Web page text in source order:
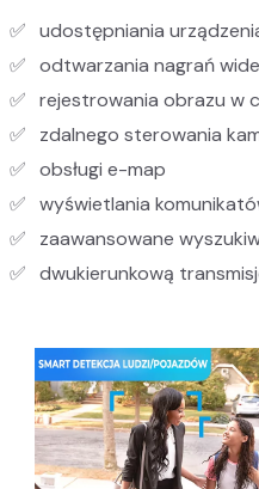
udostępniania
odtwarzania nagrań
rejestrowania obrazu w
zdalnego sterowania
obsługi e-map
wyświetlania
zaawansowane
dwukierunkową